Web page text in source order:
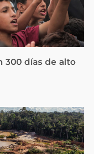
300 días de alto